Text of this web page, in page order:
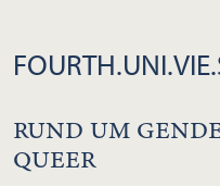
RUND UM
QUEER